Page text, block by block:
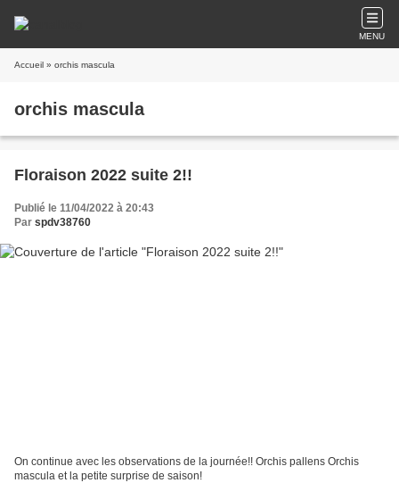
MENU
Accueil » orchis mascula
orchis mascula
Floraison 2022 suite 2!!
Publié le 11/04/2022 à 20:43
Par spdv38760
On continue avec les observations de la journée!! Orchis pallens Orchis
mascula et la petite surprise de saison!